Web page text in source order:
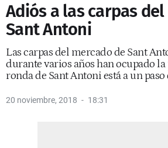
Adiós a las carpas
Sant Antoni
Las carpas del mercado de Sant
durante varios años han ocupado
ronda de Sant Antoni está a un
20 noviembre, 2018 18:31